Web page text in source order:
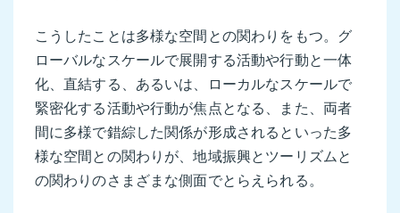
こうしたことは多様な空間との関わりをもつ。グ
ローバルなスケールで展開する活動や行動と一体
化、直結する、あるいは、ローカルなスケールで
緊密化する活動や行動が焦点となる、また、両者
間に多様で錯綜した関係が形成されるといった多
様な空間との関わりが、地域振興とツーリズムと
の関わりのさまざまな側面でとらえられる。